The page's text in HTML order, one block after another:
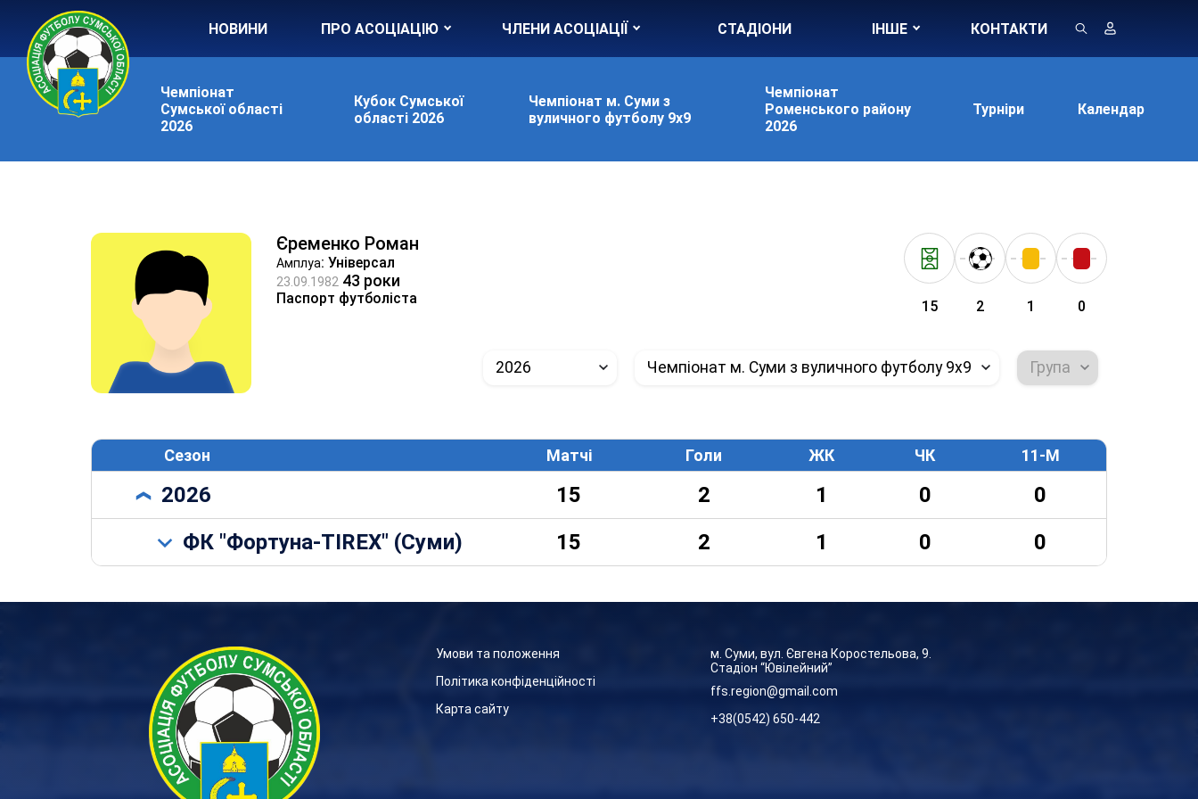
НОВИНИ ПРО АСОЦІАЦІЮ ЧЛЕНИ АСОЦІАЦІЇ СТАДІОНИ ІНШЕ КОНТАКТИ
Чемпіонат
Сумської області
2026
Кубок Сумської
області 2026
Чемпіонат м. Суми з
вуличного футболу 9х9
Чемпіонат
Роменського району
2026
Турніри Календар
Єременко Роман
Амплуа: Універсал
23.09.1982 43 роки
Паспорт футболіста 15 2 1 0
2026 Чемпіонат м. Суми з вуличного футболу 9х9 Група
Сезон Матчі Голи ЖК ЧК 11-М
2026 15 2 1 0
0
ФК "Фортуна-TIREX" (Суми)
15 2 1 0 0
Умови та положення
Політика конфіденційності
Карта сайту
м. Суми, вул. Євгена Коростельова, 9.
Стадіон “Ювілейний”
ffs.region@gmail.com
+38(0542) 650-442